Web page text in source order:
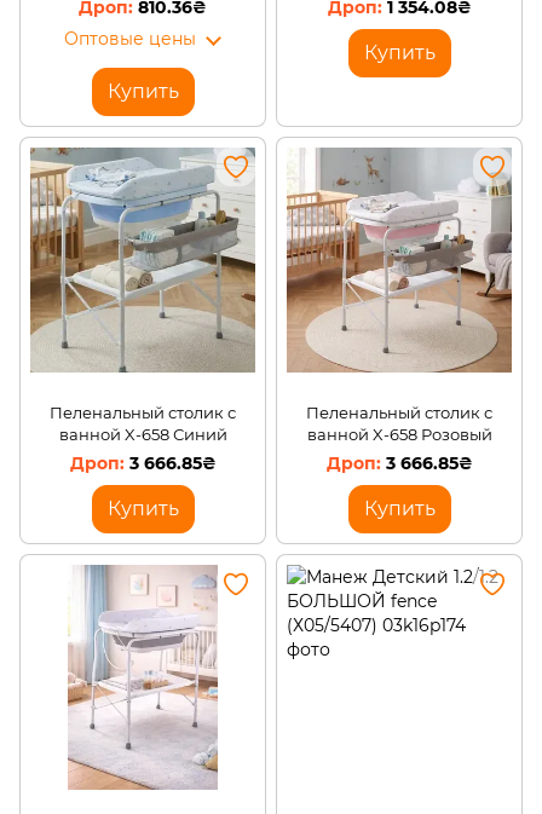
810.36₴
Оптовые цены
Купить
1 354.08₴
Купить
Пеленальный столик с
ванной X-658 Синий
3 666.85₴
Купить
Пеленальный столик с
ванной X-658 Розовый
3 666.85₴
Купить